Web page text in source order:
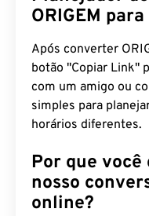
ORIGEM para
Após converter
botão "Copiar Link"
com um amigo ou
simples para
horários diferentes.
Por que
nosso
online?